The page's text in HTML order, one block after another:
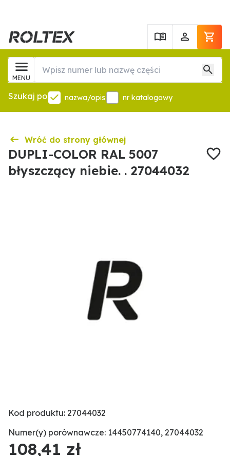
MENU
Szukaj po nazwa/opis nr katalogowy
Wróć do strony głównej
DUPLI-COLOR RAL 5007
błyszczący niebie. . 27044032
Kod produktu: 27044032
Numer(y) porównawcze: 14450774140, 27044032
108,41 zł